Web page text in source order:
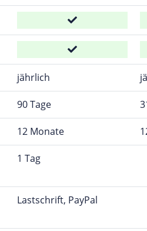
jährlich
90 Tage
12 Monate
1 Tag
Lastschrift, PayPal